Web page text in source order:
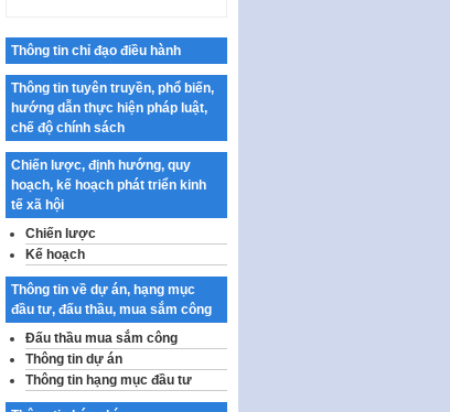
thành phố Hà Nội
Kế hoạch Tổ chức Cuộc thi
chính luận về bảo vệ nền tảng tư
tưởng của Đảng…
Công bố công khai dự toán kinh
phí xây dựng pháp luật, hoàn
thiện thể chế, chính…
Quy định về nghiên cứu, ứng
dụng khoa học, công nghệ, đổi
mới sáng tạo và chuyển…
Quy định chi tiết và hướng dẫn
thi hành một số điều của Luật Lý
lịch tư…
Sửa đổi, bổ sung một số nội
dung tại Nghị quyết số 30/NQ-
CP ngày 24 tháng 02…
Thông tin chỉ đạo điều hành
Thông tin tuyên truyền, phổ biến,
hướng dẫn thực hiện pháp luật,
chế độ chính sách
Chiến lược, định hướng, quy
hoạch, kế hoạch phát triển kinh
tế xã hội
Chiến lược
Kế hoạch
Thông tin về dự án, hạng mục
đầu tư, đấu thầu, mua sắm công
Đấu thầu mua sắm công
Thông tin dự án
Thông tin hạng mục đầu tư